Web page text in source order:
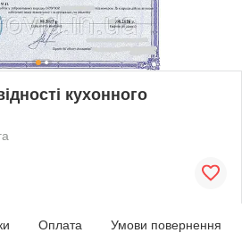
кухонного
Оплата Умови повернення